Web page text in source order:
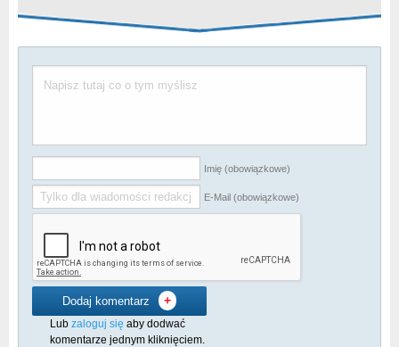
Imię (obowiązkowe)
E-Mail (obowiązkowe)
Dodaj komentarz +
Lub zaloguj się aby dodwać
komentarze jednym kliknięciem.